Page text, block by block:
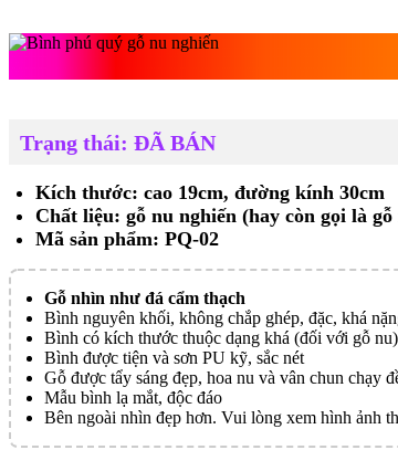
Trạng thái: ĐÃ BÁN
Kích thước: cao 19cm, đường kính 30cm
Chất liệu: gỗ nu nghiến (hay còn gọi là gỗ
Mã sản phẩm: PQ-02
Gỗ nhìn như đá cẩm thạch
Bình nguyên khối, không chắp ghép, đặc, khá
Bình có kích thước thuộc dạng khá (đối với gỗ nu)
Bình được tiện và sơn PU kỹ, sắc nét
Gỗ được tẩy sáng đẹp, hoa nu và vân chun chạy
Mẫu bình lạ mắt, độc đáo
Bên ngoài nhìn đẹp hơn. Vui lòng xem hình ảnh